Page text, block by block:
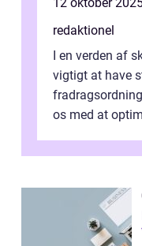
redaktionel
I en verden af
vigtigt at have
os med at